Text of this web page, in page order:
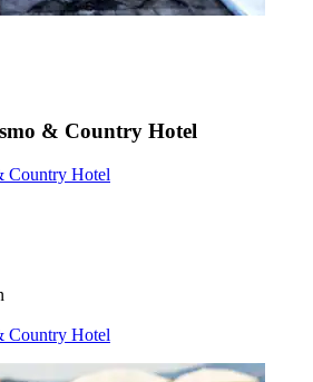
& Country Hotel
Country Hotel
Country Hotel